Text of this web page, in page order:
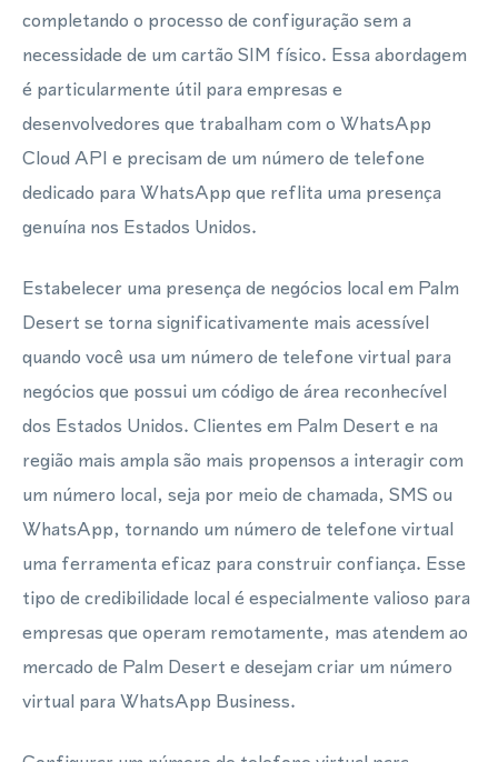
completando o processo de configuração sem a
necessidade de um cartão SIM físico. Essa abordagem
é particularmente útil para empresas e
desenvolvedores que trabalham com o WhatsApp
Cloud API e precisam de um número de telefone
dedicado para WhatsApp que reflita uma presença
genuína nos Estados Unidos.
Estabelecer uma presença de negócios local em Palm
Desert se torna significativamente mais acessível
quando você usa um número de telefone virtual para
negócios que possui um código de área reconhecível
dos Estados Unidos. Clientes em Palm Desert e na
região mais ampla são mais propensos a interagir com
um número local, seja por meio de chamada, SMS ou
WhatsApp, tornando um número de telefone virtual
uma ferramenta eficaz para construir confiança. Esse
tipo de credibilidade local é especialmente valioso para
empresas que operam remotamente, mas atendem ao
mercado de Palm Desert e desejam criar um número
virtual para WhatsApp Business.